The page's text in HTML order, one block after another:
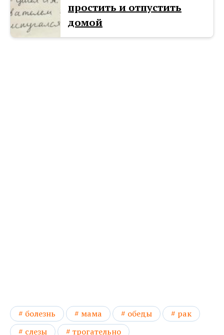
простить и отпустить
домой
болезнь мама обеды
рак
слезы
трогательно